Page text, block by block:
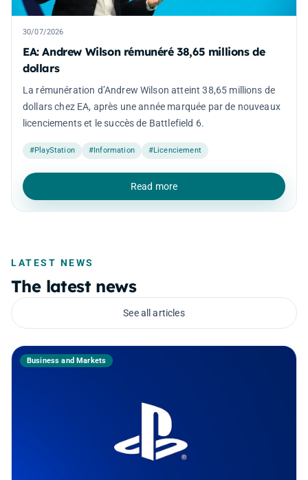
30/07/2026
EA: Andrew Wilson rémunéré 38,65 millions de
dollars
La rémunération d’Andrew Wilson atteint 38,65 millions de
dollars chez EA, après une année marquée par de nouveaux
licenciements et le succès de Battlefield 6.
#PlayStation #Information #Licenciement
Read more
LATEST NEWS
The latest news
See all articles
Business and Markets